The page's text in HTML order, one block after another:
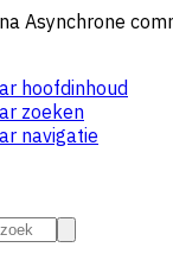
Asynchrone
hoofdinhoud
zoeken
navigatie